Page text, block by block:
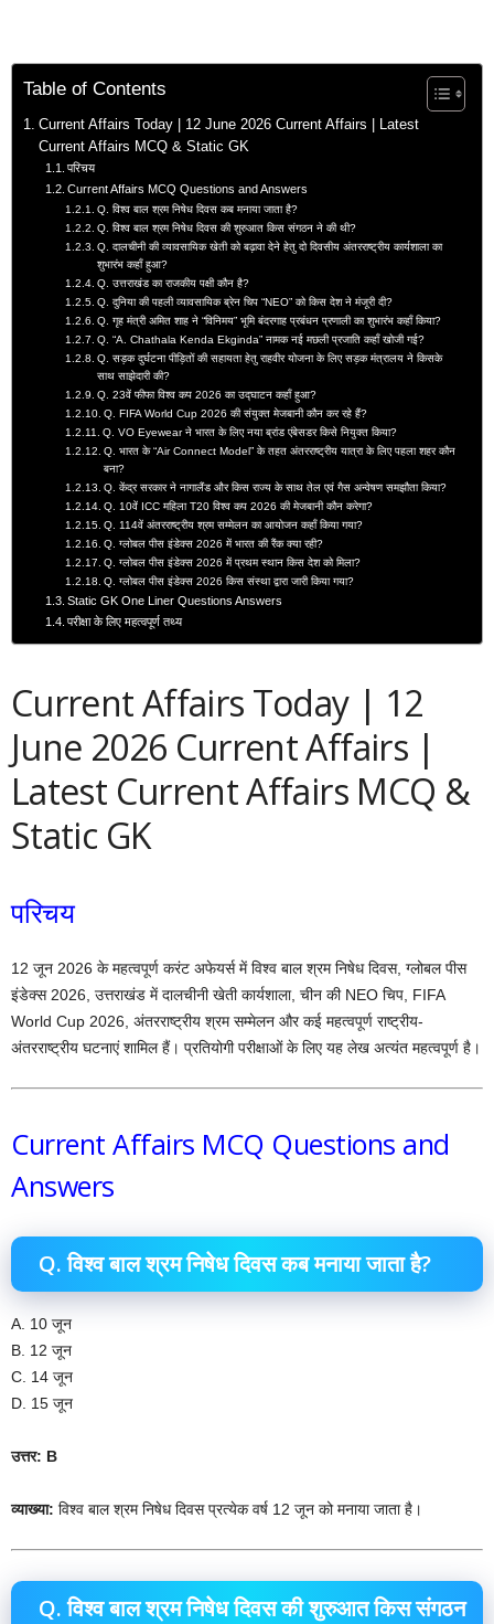
Table of Contents
Current Affairs Today | 12 June 2026 Current Affairs | Latest
Current Affairs MCQ & Static GK
परिचय
Current Affairs MCQ Questions and Answers
Q. विश्व बाल श्रम निषेध दिवस कब मनाया जाता है?
Q. विश्व बाल श्रम निषेध दिवस की शुरुआत किस संगठन ने की थी?
Q. दालचीनी की व्यावसायिक खेती को बढ़ावा देने हेतु दो दिवसीय अंतरराष्ट्रीय कार्यशाला का
शुभारंभ कहाँ हुआ?
Q. उत्तराखंड का राजकीय पक्षी कौन है?
Q. दुनिया की पहली व्यावसायिक ब्रेन चिप “NEO” को किस देश ने मंजूरी दी?
Q. गृह मंत्री अमित शाह ने “विनिमय” भूमि बंदरगाह प्रबंधन प्रणाली का शुभारंभ कहाँ किया?
Q. “A. Chathala Kenda Ekginda” नामक नई मछली प्रजाति कहाँ खोजी गई?
Q. सड़क दुर्घटना पीड़ितों की सहायता हेतु राहवीर योजना के लिए सड़क मंत्रालय ने किसके
साथ साझेदारी की?
Q. 23वें फीफा विश्व कप 2026 का उद्घाटन कहाँ हुआ?
Q. FIFA World Cup 2026 की संयुक्त मेजबानी कौन कर रहे हैं?
Q. VO Eyewear ने भारत के लिए नया ब्रांड एंबेसडर किसे नियुक्त किया?
Q. भारत के “Air Connect Model” के तहत अंतरराष्ट्रीय यात्रा के लिए पहला शहर कौन
बना?
Q. केंद्र सरकार ने नागालैंड और किस राज्य के साथ तेल एवं गैस अन्वेषण समझौता किया?
Q. 10वें ICC महिला T20 विश्व कप 2026 की मेजबानी कौन करेगा?
Q. 114वें अंतरराष्ट्रीय श्रम सम्मेलन का आयोजन कहाँ किया गया?
Q. ग्लोबल पीस इंडेक्स 2026 में भारत की रैंक क्या रही?
Q. ग्लोबल पीस इंडेक्स 2026 में प्रथम स्थान किस देश को मिला?
Q. ग्लोबल पीस इंडेक्स 2026 किस संस्था द्वारा जारी किया गया?
Static GK One Liner Questions Answers
परीक्षा के लिए महत्वपूर्ण तथ्य
Current Affairs Today | 12
June 2026 Current Affairs |
Latest Current Affairs MCQ &
Static GK
परिचय
12 जून 2026 के महत्वपूर्ण करंट अफेयर्स में विश्व बाल श्रम निषेध दिवस, ग्लोबल पीस
इंडेक्स 2026, उत्तराखंड में दालचीनी खेती कार्यशाला, चीन की NEO चिप, FIFA
World Cup 2026, अंतरराष्ट्रीय श्रम सम्मेलन और कई महत्वपूर्ण राष्ट्रीय-
अंतरराष्ट्रीय घटनाएं शामिल हैं। प्रतियोगी परीक्षाओं के लिए यह लेख अत्यंत महत्वपूर्ण है।
Current Affairs MCQ Questions and
Answers
Q. विश्व बाल श्रम निषेध दिवस कब मनाया जाता है?
A. 10 जून
B. 12 जून
C. 14 जून
D. 15 जून
उत्तर: B
व्याख्या: विश्व बाल श्रम निषेध दिवस प्रत्येक वर्ष 12 जून को मनाया जाता है।
Q. विश्व बाल श्रम निषेध दिवस की शुरुआत किस संगठन